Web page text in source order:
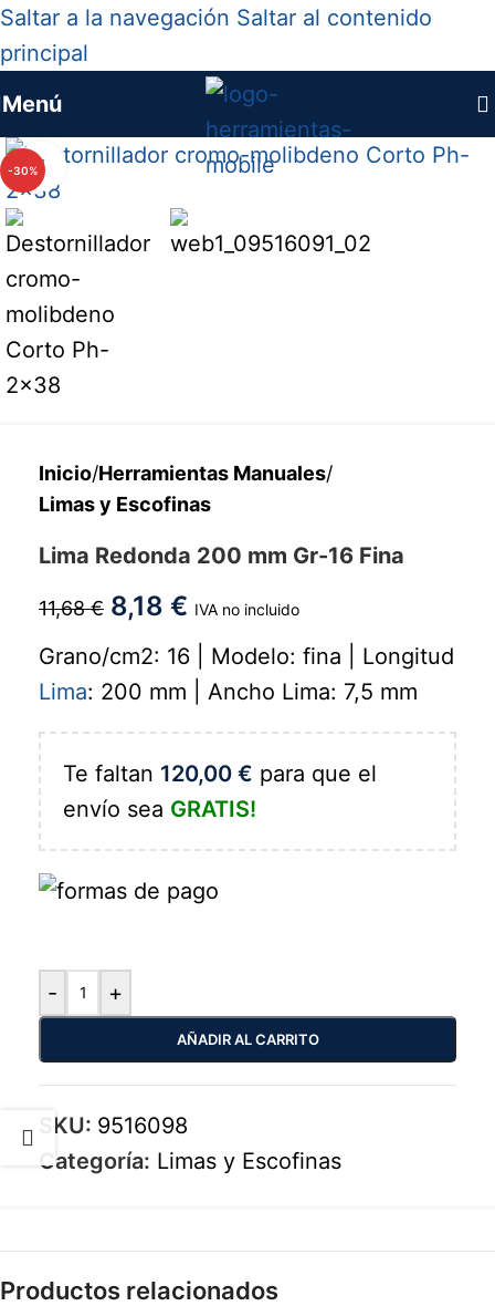
Saltar a la navegación Saltar al contenido
principal
Menú
-30% Haga clic para ampliar
Inicio/Herramientas Manuales/
Limas y Escofinas
Lima Redonda 200 mm Gr-16 Fina
11,68€ 8,18 € IVA no incluido
Grano/cm2: 16 | Modelo: fina | Longitud
Lima: 200 mm | Ancho Lima: 7,5 mm
Te faltan 120,00 € para que el
envío sea GRATIS!
- +
AÑADIR AL CARRITO
SKU: 9516098
Categoría: Limas y Escofinas
Productos relacionados